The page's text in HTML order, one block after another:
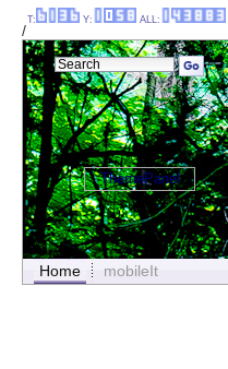
/
Home mobileIt
T: Y: ALL:
ThemePanel